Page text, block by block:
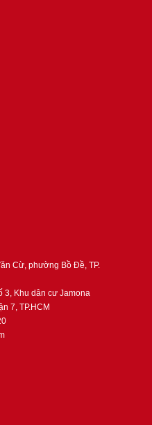
Cừ, phường Bồ Đề, TP.
3, Khu dân cư Jamona
7, TP.HCM